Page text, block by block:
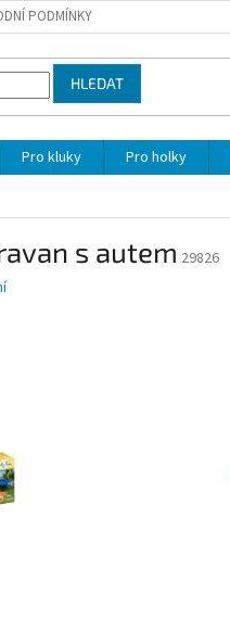
PODMÍNKY
HLEDAT
Pro kluky Pro holky
s autem 29826